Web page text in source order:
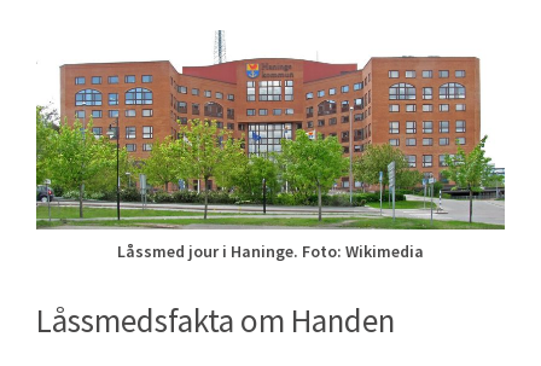
Låssmed jour i Haninge. Foto: Wikimedia
Låssmedsfakta om Handen